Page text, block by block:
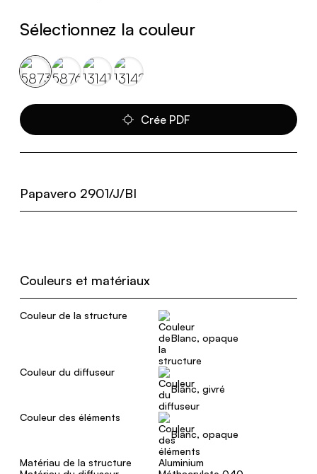
Sélectionnez la couleur
Crée PDF
Papavero 2901/J/BI
Couleurs et matériaux
Couleur de la structure
Blanc, opaque
Couleur du diffuseur
Blanc, givré
Couleur des éléments
Blanc, opaque
Matériau de la structure
Aluminium